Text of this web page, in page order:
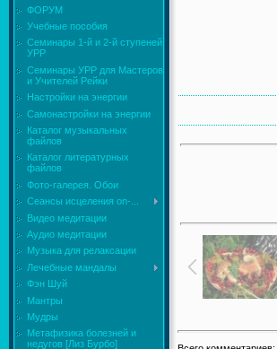
ФОРУМ
Учебные пособия
Семинары 1-й и 2-й ступеней
УРР
Семинары УРР для Мастеров
и Учителей Рейки
Настройки на энергии
Самонастройки на энергии
Каталог музыкальных
файлов
Каталог литературных
файлов
Фото-галерея. Обои
Сеансы исцеления on-...
Видео медитации
Аудио медитации
Музыка для релаксации
Лечебные мандалы
Фэн Шуй
Мантры
Мудры
Mетафизика болезней и
недугов [Лиз Бурбо]